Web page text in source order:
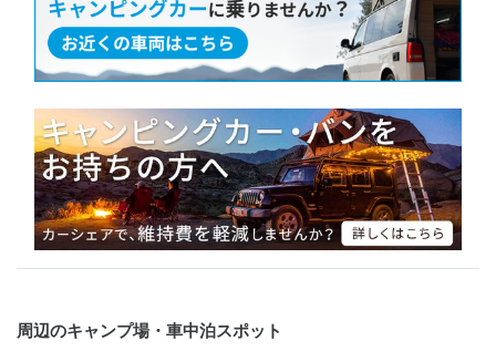
周辺のキャンプ場・車中泊スポット